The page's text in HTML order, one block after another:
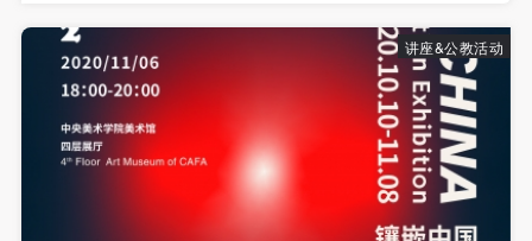
讲座&公教活动
参加活动者在此次活动期间的人身安全责任自负。鼓
励参加者自行购买人身安全保险。活动中一旦出现事
故，活动中任何非事故当事人及美术馆将不承担人身
事故的任何责任，但有互相援助的义务。参加活动的
成员应当积极主动的组织实施救援工作，但对事故本
身不承担任何法律责任和经济责任。参加本次活动者
参加活动者在此次活动期间的人身安全责任自负。鼓
励参加者自行购买人身安全保险。活动中一旦出现事
故，活动中任何非事故当事人及美术馆将不承担人身
事故的任何责任，但有互相援助的义务。参加活动的
成员应当积极主动的组织实施救援工作，但对事故本
身不承担任何法律责任和经济责任。参加本次活动者
参加活动者在此次活动期间的人身安全责任自负。鼓
励参加者自行购买人身安全保险。活动中一旦出现事
故，活动中任何非事故当事人及美术馆将不承担人身
事故的任何责任，但有互相援助的义务。参加活动的
成员应当积极主动的组织实施救援工作，但对事故本
身不承担任何法律责任和经济责任。参加本次活动者